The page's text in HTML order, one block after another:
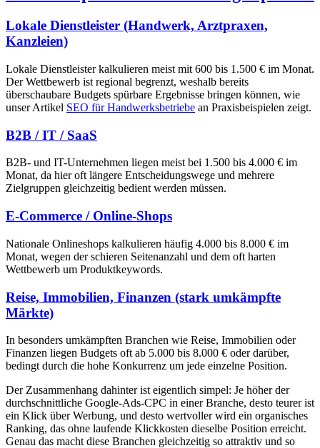
Lokale Dienstleister (Handwerk, Arztpraxen,
Kanzleien)
Lokale Dienstleister kalkulieren meist mit 600 bis 1.500 € im Monat.
Der Wettbewerb ist regional begrenzt, weshalb bereits
überschaubare Budgets spürbare Ergebnisse bringen können, wie
unser Artikel SEO für Handwerksbetriebe an Praxisbeispielen zeigt.
B2B / IT / SaaS
B2B- und IT-Unternehmen liegen meist bei 1.500 bis 4.000 € im
Monat, da hier oft längere Entscheidungswege und mehrere
Zielgruppen gleichzeitig bedient werden müssen.
E-Commerce / Online-Shops
Nationale Onlineshops kalkulieren häufig 4.000 bis 8.000 € im
Monat, wegen der schieren Seitenanzahl und dem oft harten
Wettbewerb um Produktkeywords.
Reise, Immobilien, Finanzen (stark umkämpfte
Märkte)
In besonders umkämpften Branchen wie Reise, Immobilien oder
Finanzen liegen Budgets oft ab 5.000 bis 8.000 € oder darüber,
bedingt durch die hohe Konkurrenz um jede einzelne Position.
Der Zusammenhang dahinter ist eigentlich simpel: Je höher der
durchschnittliche Google-Ads-CPC in einer Branche, desto teurer ist
ein Klick über Werbung, und desto wertvoller wird ein organisches
Ranking, das ohne laufende Klickkosten dieselbe Position erreicht.
Genau das macht diese Branchen gleichzeitig so attraktiv und so